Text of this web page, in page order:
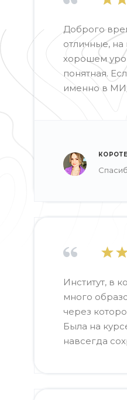
Доброго
отличные,
хорошем
понятная.
именно в
Институт, в
много
через
Была на
навсегда